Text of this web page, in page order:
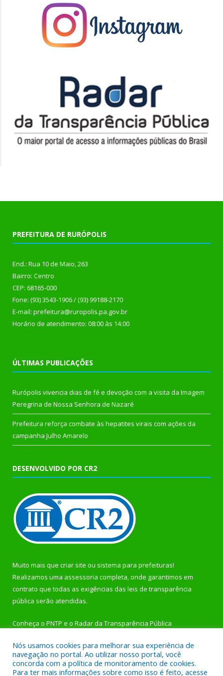
PREFEITURA DE RURÓPOLIS
End.: Rua 10 de Maio, 263
Bairro: Centro
CEP: 68165-000
Fone: (93) 3543-1906 / (93) 99188-2170
E-mail: prefeitura@ruropolis.pa.gov.br
Horário de atendimento: 08:00 às 14:00
ÚLTIMAS PUBLICAÇÕES
Rurópolis vivencia dias de fé e devoção com a visita da Imagem
Peregrina de Nossa Senhora de Nazaré
Prefeitura reforça combate às hepatites virais com ações da
campanha Julho Amarelo
DESENVOLVIDO POR CR2
Muito mais que criar site ou sistema para prefeituras!
Realizamos uma assessoria completa, onde garantimos em
contrato que todas as exigências das leis de transparência
pública serão atendidas.
Conheça o PNTP e o Radar da Transparência Pública
Nós usamos cookies para melhorar sua experiência de
navegação no portal. Ao utilizar nosso portal, você
concorda com a política de monitoramento de cookies.
Para ter mais informações sobre como isso é feito, acesse